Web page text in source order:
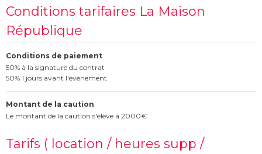
Conditions tarifaires La Maison
République
Conditions de paiement
50% à la signature du contrat
50% 1 jours avant l'événement
Montant de la caution
Le montant de la caution s'élève à 2000€
Tarifs ( location / heures supp /